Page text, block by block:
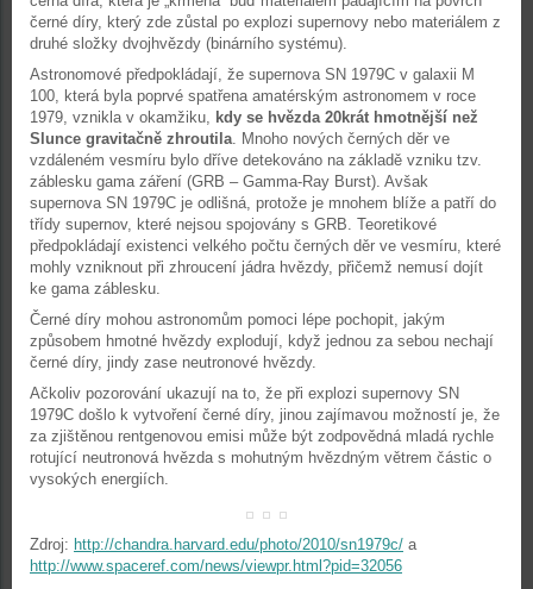
černé díry, který zde zůstal po explozi supernovy nebo materiálem z
druhé složky dvojhvězdy (binárního systému).
Astronomové předpokládají, že supernova SN 1979C v galaxii M
100, která byla poprvé spatřena amatérským astronomem v roce
1979, vznikla v okamžiku, kdy se hvězda 20krát hmotnější než
Slunce gravitačně zhroutila. Mnoho nových černých děr ve
vzdáleném vesmíru bylo dříve detekováno na základě vzniku tzv.
záblesku gama záření (GRB – Gamma-Ray Burst). Avšak
supernova SN 1979C je odlišná, protože je mnohem blíže a patří do
třídy supernov, které nejsou spojovány s GRB. Teoretikové
předpokládají existenci velkého počtu černých děr ve vesmíru, které
mohly vzniknout při zhroucení jádra hvězdy, přičemž nemusí dojít
ke gama záblesku.
Černé díry mohou astronomům pomoci lépe pochopit, jakým
způsobem hmotné hvězdy explodují, když jednou za sebou nechají
černé díry, jindy zase neutronové hvězdy.
Ačkoliv pozorování ukazují na to, že při explozi supernovy SN
1979C došlo k vytvoření černé díry, jinou zajímavou možností je, že
za zjištěnou rentgenovou emisi může být zodpovědná mladá rychle
rotující neutronová hvězda s mohutným hvězdným větrem částic o
vysokých energiích.
Zdroj: http://chandra.harvard.edu/photo/2010/sn1979c/ a
http://www.spaceref.com/news/viewpr.html?pid=32056